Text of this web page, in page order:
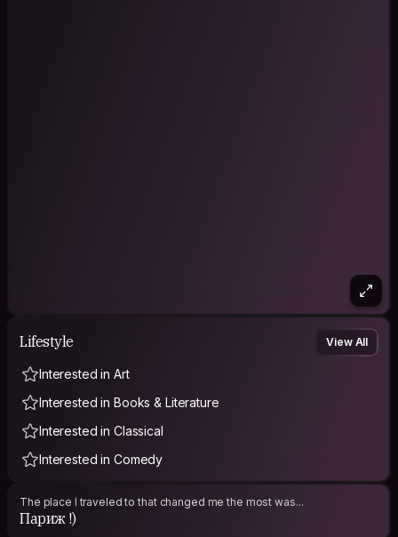
Lifestyle View All
Interested in Art
Interested in Books & Literature
Interested in Classical
Interested in Comedy
The place I traveled to that changed me the most was...
Париж !)